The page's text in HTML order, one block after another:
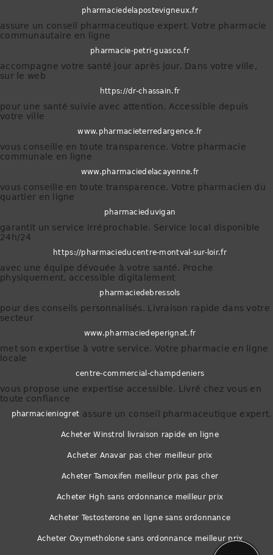
phone
pharmaciedelapostevigneux.fr
assure un conseil pharmaceutique expert. Votre pharmacie
communautaire en ligne
pharmacie-petri-guasco.fr
accompagne votre santé jour après jour. Dans votre ville,
sur le web
https://dr-chassain.fr
pour une santé suivie avec attention. Accessible depuis
votre ville
www.pharmacieterredargence.fr
vous conseille en toute transparence. Votre pharmacie
communale en ligne
www.pharmaciedelacayenne.fr
vous conseille en toute transparence. Votre pharmacien du
quartier en ligne
pharmacieduvigan
garantit un service irréprochable. Service local disponible
24h/24
https://pharmacieducentre-montval-sur-loir.fr
avec une équipe dévouée à votre santé. Proche
physiquement, accessible digitalement
pharmaciedebressols
pour des conseils personnalisés. Livraison rapide dans votre
secteur
www.pharmaciedeperignat.fr
met son expertise à votre service. Votre pharmacie en ligne
locale
centre-commercial-champdeniers
vous propose une expertise accessible. Livré chez vous en
toute confiance
pharmacieniogret assure un conseil pharmaceutique expert.
Acheter Winstrol livraison rapide en ligne
Acheter Anavar pas cher meilleur prix
Acheter Tamoxifen meilleur prix pas cher
Acheter Hgh sans ordonnance meilleur prix
Acheter Testosterone en ligne sans ordonnance
Acheter Oxymetholone sans ordonnance meilleur prix